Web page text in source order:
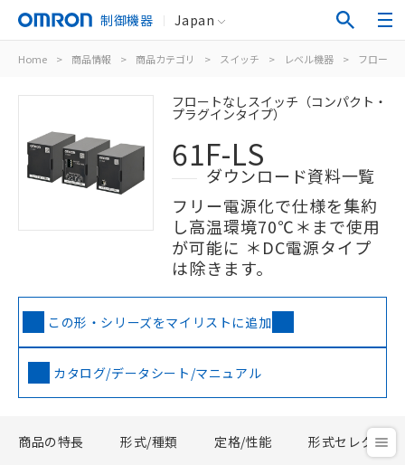
制御機器 Japan
Home > 商品情報 > 商品カテゴリ > スイッチ > レベル機器 > フロート
フロートなしスイッチ（コンパクト・
プラグインタイプ）
61F-LS
ダウンロード資料一覧
フリー電源化で仕様を集約
し高温環境70℃＊まで使用
が可能に ＊DC電源タイプ
は除きます。
この形・シリーズをマイリストに追加
カタログ/データシート/マニュアル
商品の特長 形式/種類 定格/性能 形式セレクタ